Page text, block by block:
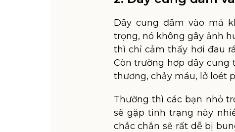
Dây cung đâm vào má
trọng, nó không gây ảnh
thì chỉ cảm thấy hơi đau
Còn trường hợp dây cung
thương, chảy máu, lở loét
Thường thì các bạn nhỏ
sẽ gặp tình trạng này
chắc chắn sẽ rất dễ bị